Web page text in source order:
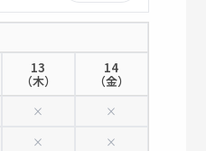
13
（木）
14
（金）
×
×
×
×